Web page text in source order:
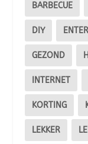
BARBECUE
DIY
GEZOND
INTERNET
KORTING
LEKKER